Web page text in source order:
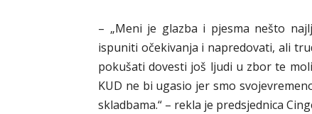
– „Meni je glazba i pjesma nešto
ispuniti očekivanja i napredovati, ali
pokušati dovesti još ljudi u zbor te
KUD ne bi ugasio jer smo
skladbama.“ – rekla je predsjednica